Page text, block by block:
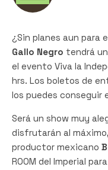
¿Sin planes aun para
Gallo Negro tendrá
el evento Viva la
hrs. Los boletos de
los puedes conseguir
Será un show muy
disfrutarán al
productor mexicano
ROOM del Imperial